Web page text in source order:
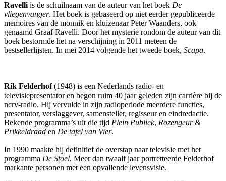
Ravelliis de schuilnaam van de auteur van het boek De
vliegenvanger. Het boek is gebaseerd op niet eerder gepubliceerde
memoires van de monnik en kluizenaar Peter Waanders, ook
genaamd Graaf Ravelli. Door het mysterie rondom de auteur van dit
boek bestormde het na verschijning in 2011 meteen de
bestsellerlijsten. In mei 2014 volgende het tweede boek, Scapa.
Rik Felderhof(1948) is een Nederlands radio- en
televisiepresentator en begon ruim 40 jaar geleden zijn carrière bij de
ncrv-radio. Hij vervulde in zijn radioperiode meerdere functies,
presentator, verslaggever, samensteller, regisseur en eindredactie.
Bekende programma’s uit die tijd Plein Publiek, Rozengeur &
Prikkeldraad en De tafel van Vier.
In 1990 maakte hij definitief de overstap naar televisie met het
programma De Stoel. Meer dan twaalf jaar portretteerde Felderhof
markante personen met een opvallende levensvisie.